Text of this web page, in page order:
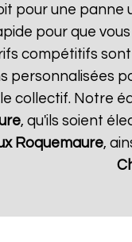
pour une panne
pour que
compétitifs
personnalisées
collectif. Notre
, qu'ils soient
Roquemaure,